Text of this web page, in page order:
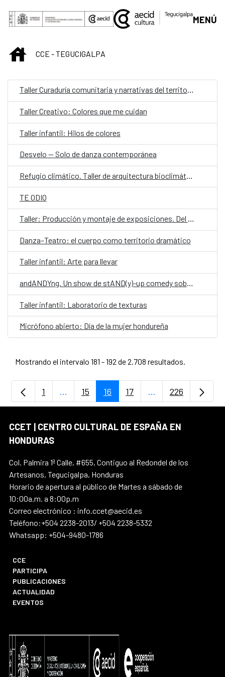
Saltar al contenido principal
MENÚ
INICIOCCE - TEGUCIGALPA
Taller Curaduría comunitaria y narrativas del territorio
Taller Creativo: Colores que me cuidan
Taller infantil: Hilos de colores
Desvelo — Solo de danza contemporánea
Refugio climático. Taller de arquitectura bioclimática y proyecto aplicado
TE ODIO
Taller: Producción y montaje de exposiciones. Del concepto a la realidad
Danza–Teatro: el cuerpo como territorio dramático
Taller infantil: Arte para llevar
andANDYng. Un show de stAND(y)-up comedy sobre vivir, morir y llegar a los treinta.
Taller infantil: Laboratorio de texturas
Micrófono abierto: Día de la mujer hondureña
Mostrando el intervalo 181 - 192 de 2.708 resultados.
Página
1 ...Páginas intermedias Use TAB para
Página
15 Página
16 Página
17 ...PáginasPágina
226
CCET | CENTRO CULTURAL DE ESPAÑA EN
HONDURAS
Col. Palmira 1ª Calle, #655, Contiguo al Redondel de los
Artesanos, Tegucigalpa, Honduras
Horario de apertura al público de Martes a sábado de
10:00a.m. a 8:00p.m
Correo electrónico : info.ccet@aecid.es
Teléfono:+504 2238-2013/ +504 2238-5332
Whatsapp: +504-9480-1786
CCE
PARTICIPA
PUBLICACIONES
ACTUALIDAD
EVENTOS